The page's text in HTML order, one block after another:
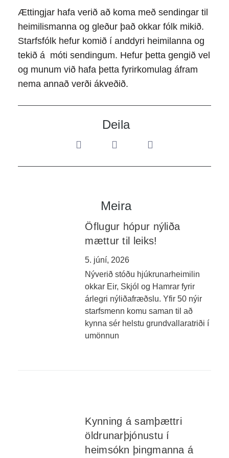
Ættingjar hafa verið að koma með sendingar til
heimilismanna og gleður það okkar fólk mikið.
Starfsfólk hefur komið í anddyri heimilanna og
tekið á móti sendingum. Hefur þetta gengið vel
og munum við hafa þetta fyrirkomulag áfram
nema annað verði ákveðið.
Deila
Meira
Öflugur hópur nýliða
mættur til leiks!
5. júní, 2026
Nýverið stóðu hjúkrunarheimilin
okkar Eir, Skjól og Hamrar fyrir
árlegri nýliðafræðslu. Yfir 50 nýir
starfsmenn komu saman til að
kynna sér helstu grundvallaratriði í
umönnun
Kynning á samþættri
öldrunarþjónustu í
heimsókn þingmanna á